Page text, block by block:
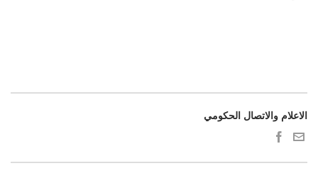
الاعلام والاتصال الحكومي